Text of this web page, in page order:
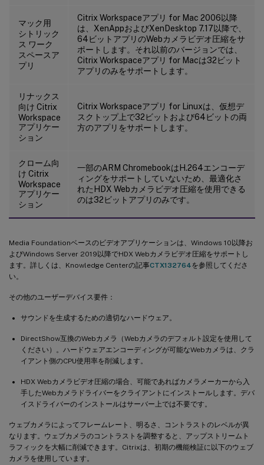
マック用
シトリック
ス ワーク
スペースア
プリ
Citrix Workspaceアプリ for Mac 2006以降
は、XenAppおよびXenDesktop 7.17以降で、
64ビットアプリのWebカメラビデオ圧縮をサ
ポートします。それ以前のバージョンでは、
Citrix Workspaceアプリ for Macは32ビット
アプリのみをサポートします。
リナックス
向け Citrix
Workspace
アプリケー
ション
Citrix Workspaceアプリ for Linuxは、仮想デ
スクトップ上で32ビットおよび64ビットの両
方のアプリをサポートします。
クローム向
け Citrix
Workspace
アプリケー
ション
一部のARM ChromebookはH.264エンコーデ
ィングをサポートしていないため、最適化さ
れたHDX Webカメラビデオ圧縮を使用できる
のは32ビットアプリのみです。
Media Foundationベースのビデオアプリケーションは、Windows 10以降お
よびWindows Server 2019以降でHDX Webカメラビデオ圧縮をサポートし
ます。詳しくは、Knowledge Centerの記事CTX132764を参照してくださ
い。
その他のユーザーデバイス要件：
サウンドを生成するための適切なハードウェア。
DirectShow互換のWebカメラ（Webカメラのデフォルト設定を使用して
ください）。ハードウェアエンコーディングが可能なWebカメラは、クラ
イアント側のCPU使用率を削減します。
HDX Webカメラビデオ圧縮の場合、可能であればカメラメーカーから入
手したWebカメラドライバーをクライアントにインストールします。デバ
イスドライバーのインストールはサーバー上では不要です。
ウェブカメラによってフレームレート、明るさ、コントラストのレベルが異
なります。ウェブカメラのコントラストを調整すると、アップストリームト
ラフィックを大幅に削減できます。Citrixは、初期の機能検証に以下のウェブ
カメラを使用しています。